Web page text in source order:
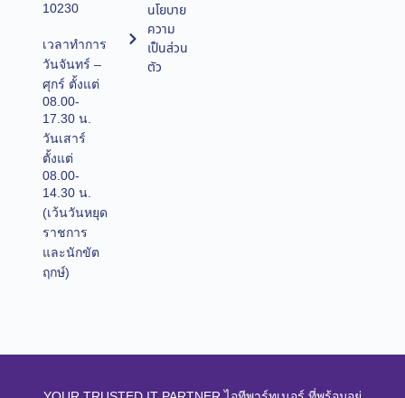
10230
เวลาทำการ
วันจันทร์ –
ศุกร์ ตั้งแต่
08.00-
17.30 น.
วันเสาร์
ตั้งแต่
08.00-
14.30 น.
(เว้นวันหยุด
ราชการ
และนักขัต
ฤกษ์)
นโยบาย
ความ
เป็นส่วน
ตัว